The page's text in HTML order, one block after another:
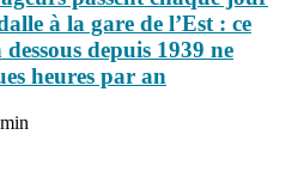
à la gare de l’Est : ce
depuis 1939 ne
heures par an